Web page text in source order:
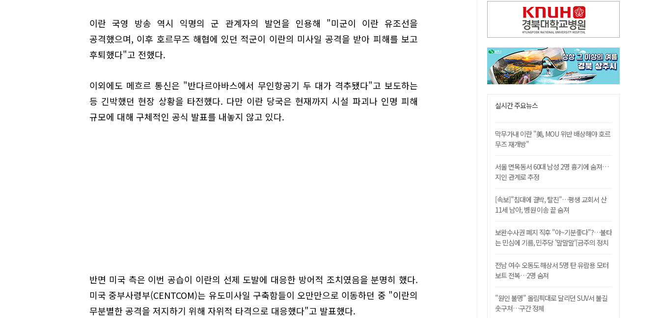
이란 국영 방송 역시 익명의 군 관계자의 발언을 인용해 "미군이 이란 유조선을
공격했으며, 이후 호르무즈 해협에 있던 적군이 이란의 미사일 공격을 받아 피해를 보고
후퇴했다"고 전했다.
이외에도 메흐르 통신은 "반다르아바스에서 무인항공기 두 대가 격추됐다"고 보도하는
등 긴박했던 현장 상황을 타전했다. 다만 이란 당국은 현재까지 시설 파괴나 인명 피해
규모에 대해 구체적인 공식 발표를 내놓지 않고 있다.
반면 미국 측은 이번 공습이 이란의 선제 도발에 대응한 방어적 조치였음을 분명히 했다.
미국 중부사령부(CENTCOM)는 유도미사일 구축함들이 오만만으로 이동하던 중 "이란의
무분별한 공격을 저지하기 위해 자위적 타격으로 대응했다"고 발표했다.
실시간 주요뉴스
막무가내 이란 "美, MOU 위반 배상해야 호르
무즈 재개방"
서울 면목동서 60대 남성 2명 흉기에 숨져…
지인 관계로 추정
[속보]"침대에 결박, 탈진"…평생 교회서 산
11세 남아, 병원 이송 끝 숨져
보완수사권 폐지 직후 "야~기분좋다"?…불타
는 민심에 기름, 민주당 '말말말'[금주의 정치
전남 여수 오동도 해상서 5명 탄 유람용 모터
보트 전복…2명 숨져
"원인 불명" 올림픽대로 달리던 SUV서 불길
솟구쳐…구간 정체